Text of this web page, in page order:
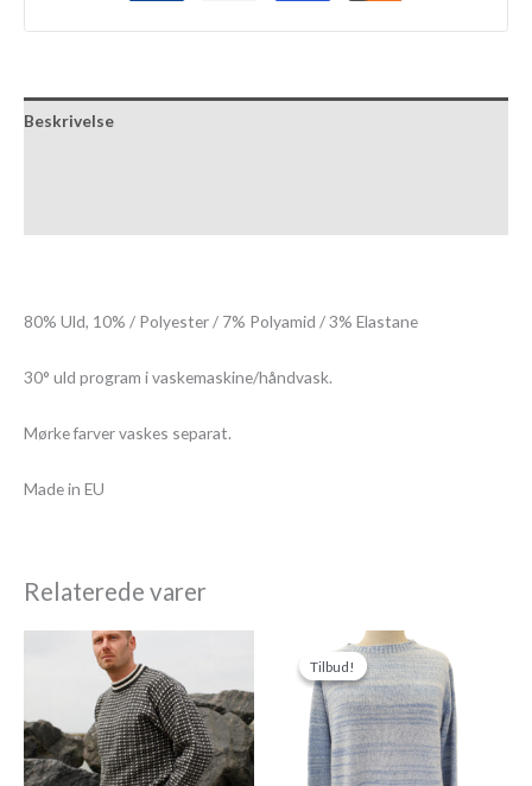
Beskrivelse
80% Uld, 10% / Polyester / 7% Polyamid / 3% Elastane
30° uld program i vaskemaskine/håndvask.
Mørke farver vaskes separat.
Made in EU
Relaterede varer
Tilbud!
Tilbud!
Den
oprindelige
pris
var:
699,00 kr..
Den
aktuelle
pris
er:
349,50 kr..